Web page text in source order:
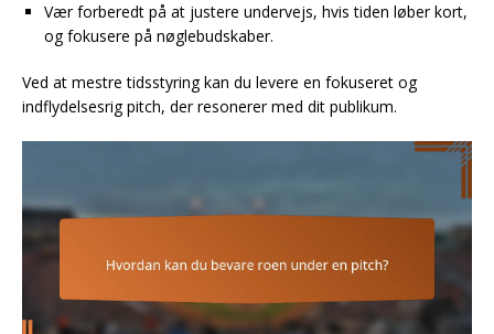
Vær forberedt på at justere undervejs, hvis tiden løber kort,
og fokusere på nøglebudskaber.
Ved at mestre tidsstyring kan du levere en fokuseret og
indflydelsesrig pitch, der resonerer med dit publikum.